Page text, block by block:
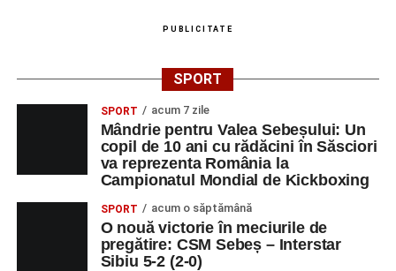
PUBLICITATE
SPORT
SPORT acum 7 zile
Mândrie pentru Valea Sebeșului: Un
copil de 10 ani cu rădăcini în Săsciori
va reprezenta România la
Campionatul Mondial de Kickboxing
SPORT acum o săptămână
O nouă victorie în meciurile de
pregătire: CSM Sebeș – Interstar
Sibiu 5-2 (2-0)